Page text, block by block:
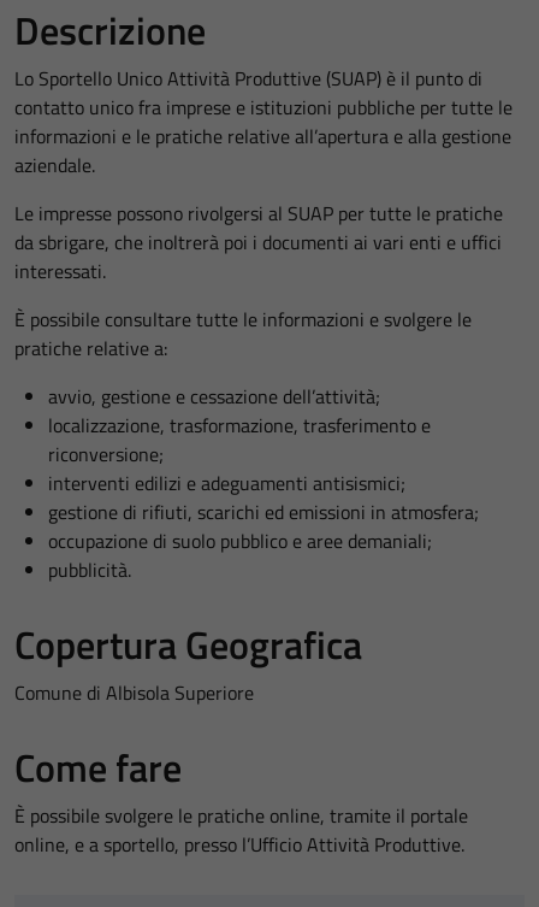
Descrizione
Lo Sportello Unico Attività Produttive (SUAP) è il punto di
contatto unico fra imprese e istituzioni pubbliche per tutte le
informazioni e le pratiche relative all’apertura e alla gestione
aziendale.
Le impresse possono rivolgersi al SUAP per tutte le pratiche
da sbrigare, che inoltrerà poi i documenti ai vari enti e uffici
interessati.
È possibile consultare tutte le informazioni e svolgere le
pratiche relative a:
avvio, gestione e cessazione dell’attività;
localizzazione, trasformazione, trasferimento e
riconversione;
interventi edilizi e adeguamenti antisismici;
gestione di rifiuti, scarichi ed emissioni in atmosfera;
occupazione di suolo pubblico e aree demaniali;
pubblicità.
Copertura Geografica
Comune di Albisola Superiore
Come fare
È possibile svolgere le pratiche online, tramite il portale
online, e a sportello, presso l’Ufficio Attività Produttive.